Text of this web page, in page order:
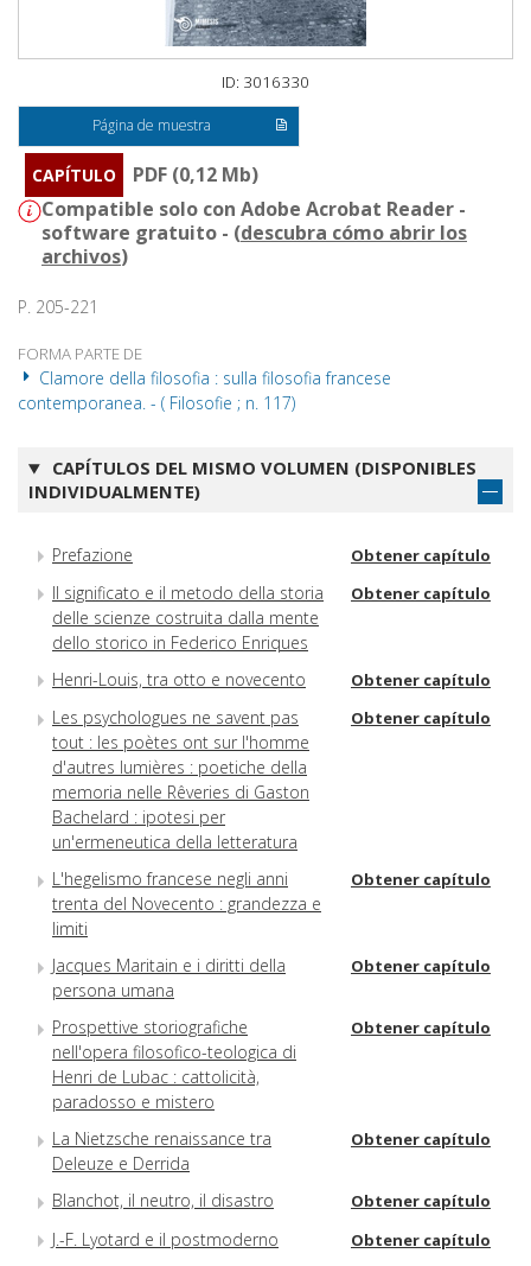
ID: 3016330
Página de muestra
CAPÍTULO
PDF (0,12 Mb)
Compatible solo con Adobe Acrobat Reader -
software gratuito - (descubra cómo abrir los
archivos)
P. 205-221
FORMA PARTE DE
Clamore della filosofia : sulla filosofia francese
contemporanea. - ( Filosofie ; n. 117)
CAPÍTULOS DEL MISMO VOLUMEN (DISPONIBLES
INDIVIDUALMENTE)
Prefazione Obtener capítulo
Il significato e il metodo della storia
delle scienze costruita dalla mente
dello storico in Federico Enriques
Obtener capítulo
Henri-Louis, tra otto e novecento Obtener capítulo
Les psychologues ne savent pas
tout : les poètes ont sur l'homme
d'autres lumières : poetiche della
memoria nelle Rêveries di Gaston
Bachelard : ipotesi per
un'ermeneutica della letteratura
Obtener capítulo
L'hegelismo francese negli anni
trenta del Novecento : grandezza e
limiti
Obtener capítulo
Jacques Maritain e i diritti della
persona umana
Obtener capítulo
Prospettive storiografiche
nell'opera filosofico-teologica di
Henri de Lubac : cattolicità,
paradosso e mistero
Obtener capítulo
La Nietzsche renaissance tra
Deleuze e Derrida
Obtener capítulo
Blanchot, il neutro, il disastro Obtener capítulo
J.-F. Lyotard e il postmoderno Obtener capítulo